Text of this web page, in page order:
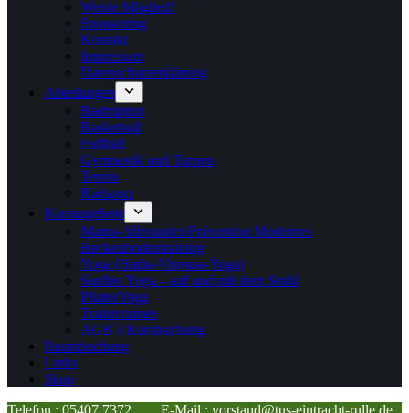
Werde Mitglied!
Sponsoring
Kontakt
Impressum
Datenschutzerklärung
Abteilungen
Badminton
Basketball
Fußball
Gymnastik und Turnen
Tennis
Radsport
Kursangebote
Mama-Allrounder/Prävention Modernes
Beckenbodentraining
Yoga (Hatha-Vinyasa-Yoga)
Sanftes Yoga – auf und mit dem Stuhl
PilatesYoga
Trainer:innen
AGB`s Kursbuchung
Raumbuchung
Links
Shop
Telefon : 05407 7372 E-Mail : vorstand@tus-eintracht-rulle.de